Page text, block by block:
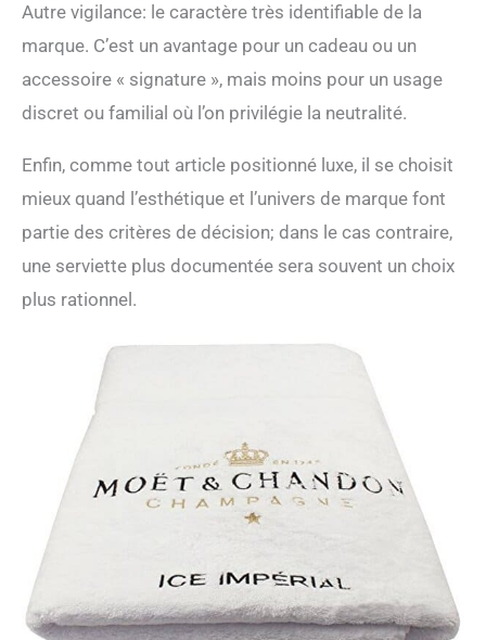
Autre vigilance: le caractère très identifiable de la
marque. C’est un avantage pour un cadeau ou un
accessoire « signature », mais moins pour un usage
discret ou familial où l’on privilégie la neutralité.
Enfin, comme tout article positionné luxe, il se choisit
mieux quand l’esthétique et l’univers de marque font
partie des critères de décision; dans le cas contraire,
une serviette plus documentée sera souvent un choix
plus rationnel.